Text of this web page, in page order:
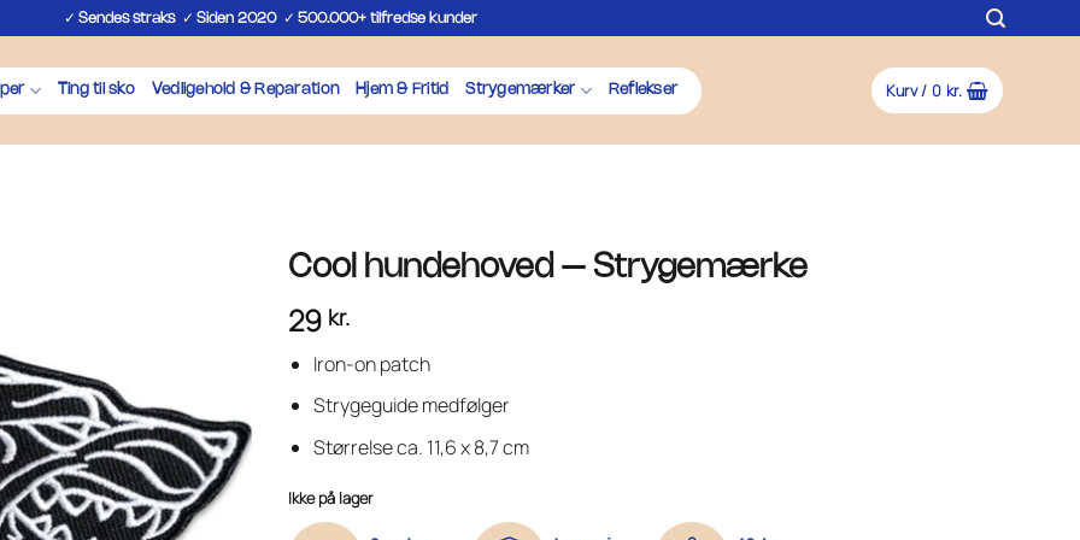
✓ Sendes straks✓ Siden 2020✓ 500.000+ tilfredse kunder
Ting til sko Vedligehold & Reparation Hjem & Fritid Strygemærker Reflekser Kurv /0 kr.
Cool hundehoved – Strygemærke
29 kr.
Iron-on patch
Strygeguide medfølger
Størrelse ca. 11,6 x 8,7 cm
Ikke på lager